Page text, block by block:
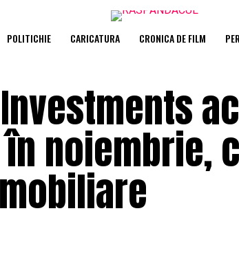
POLITICHIE CARICATURA CRONICA DE FILM
noiembrie,